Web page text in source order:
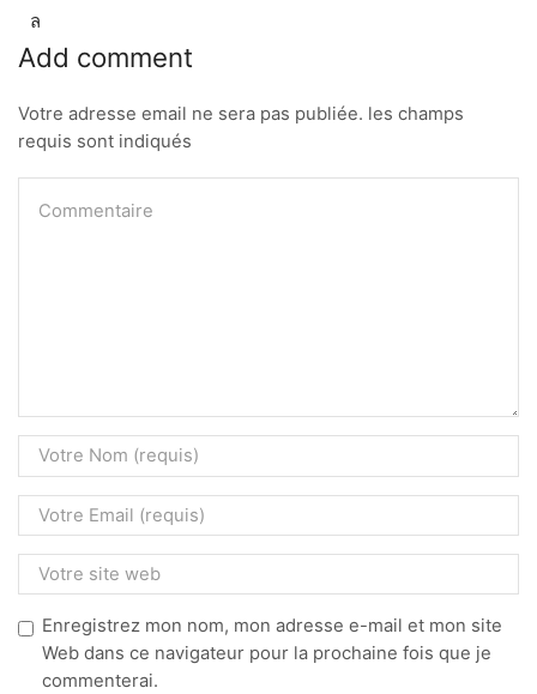
Add comment
Votre adresse email ne sera pas publiée. les champs
requis sont indiqués
Enregistrez mon nom, mon adresse e-mail et mon site
Web dans ce navigateur pour la prochaine fois que je
commenterai.